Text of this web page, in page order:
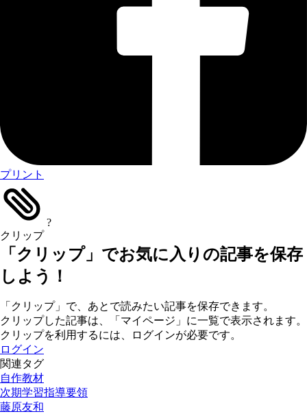
プリント
クリップ
?
「クリップ」でお気に入りの記事を保存
しよう！
「クリップ」で、あとで読みたい記事を保存できます。
クリップした記事は、「マイページ」に一覧で表示されます。
クリップを利用するには、ログインが必要です。
ログイン
関連タグ
自作教材
次期学習指導要領
藤原友和